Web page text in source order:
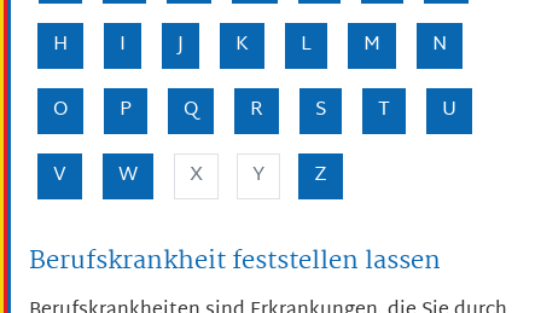
H
I J K L M
N
O
P Q R S T
U
V
W X Y Z
Berufskrankheit feststellen lassen